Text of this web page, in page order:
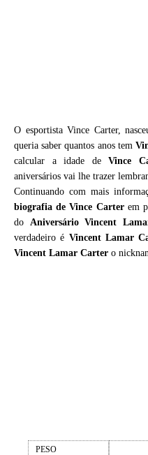
O esportista Vince Carter,
queria saber quantos anos tem
calcular a idade de Vince
aniversários vai lhe trazer
Continuando com mais
biografia deVince Carterem
do Aniversário Vincent
verdadeiro é Vincent Lamar
Vincent Lamar Carter o
PESO